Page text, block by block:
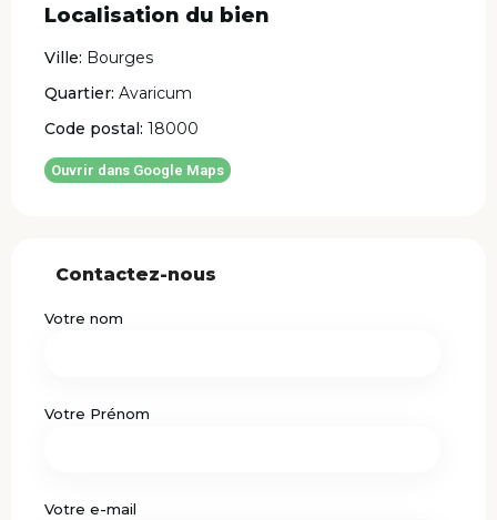
Localisation du bien
Ville: Bourges
Quartier: Avaricum
Code postal: 18000
Ouvrir dans Google Maps
Contactez-nous
Votre nom
Votre Prénom
Votre e-mail